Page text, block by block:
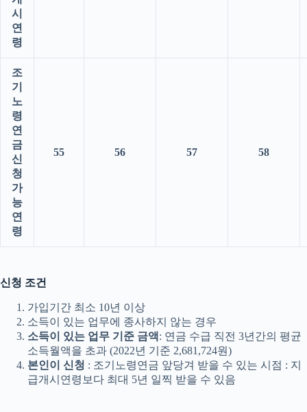
시
연
령
조
기
노
령
연
금
신
청
가
능
연
령
55 56 57 58
신청 조건
가입기간 최소 10년 이상
소득이 있는 업무에 종사하지 않는 경우
소득이 있는 업무 기준 금액: 연금 수급 직전 3년간의 평균
소득월액을 초과 (2022년 기준 2,681,724원)
본인이 신청 : 조기노령연금 앞당겨 받을 수 있는 시점 : 지
급개시연령보다 최대 5년 일찍 받을 수 있음